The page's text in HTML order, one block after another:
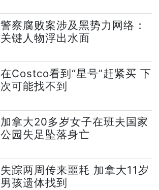
警察腐败案涉及黑势力网络：
关键人物浮出水面
在Costco看到“星号”赶紧买 下
次可能找不到
加拿大20多岁女子在班夫国家
公园失足坠落身亡
失踪两周传来噩耗 加拿大11岁
男孩遗体找到